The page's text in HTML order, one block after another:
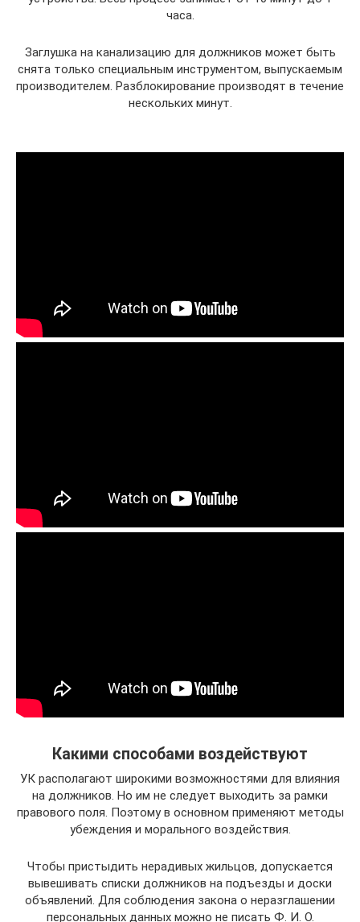
часа.
Заглушка на канализацию для должников может быть
снята только специальным инструментом, выпускаемым
производителем. Разблокирование производят в течение
нескольких минут.
Какими способами воздействуют
УК располагают широкими возможностями для влияния
на должников. Но им не следует выходить за рамки
правового поля. Поэтому в основном применяют методы
убеждения и морального воздействия.
Чтобы пристыдить нерадивых жильцов, допускается
вывешивать списки должников на подъезды и доски
объявлений. Для соблюдения закона о неразглашении
персональных данных можно не писать Ф. И. О.